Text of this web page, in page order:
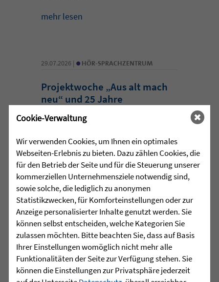
mehr lesen
29.07.2026 | • HÖR-SPRACHZENTRUM
Projektwoche „Aus alt mach
neu“ und 25 Jahre
Sprachheilschule Biberach
Biberach alles im Zeichen des Umwelt-
und Klimaschutzes. Unter dem Motto
„Aus alt mach neu“ beschäftigten sich
die Schülerinnen und Schüler im
Rahmen einer Projektwoche intensiv
mit den Themen Müllvermeidung, ...
mehr lesen
29.07.2026 |• HÖR-SPRACHZENTRUM
Cookie-Verwaltung
Wir verwenden Cookies, um Ihnen ein optimales
Webseiten-Erlebnis zu bieten. Dazu zählen Cookies, die
für den Betrieb der Seite und für die Steuerung unserer
kommerziellen Unternehmensziele notwendig sind,
sowie solche, die lediglich zu anonymen
Statistikzwecken, für Komforteinstellungen oder zur
Anzeige personalisierter Inhalte genutzt werden. Sie
können selbst entscheiden, welche Kategorien Sie
zulassen möchten. Bitte beachten Sie, dass auf Basis
Ihrer Einstellungen womöglich nicht mehr alle
Funktionalitäten der Seite zur Verfügung stehen. Sie
können die Einstellungen zur Privatsphäre jederzeit